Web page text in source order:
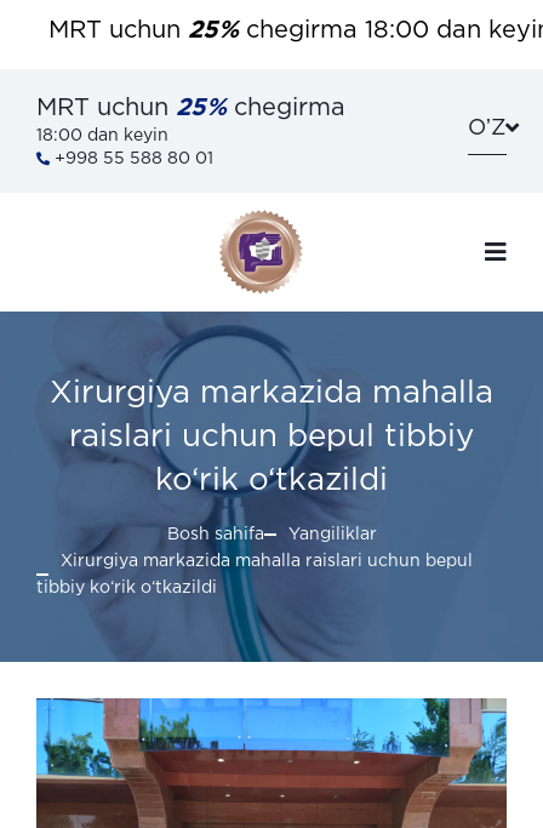
MRT uchun25%chegirma 18:00 dan keyin.
MRT uchun 25%chegirma
18:00 dan keyin
+998 55 588 80 01
OʼZ
Xirurgiya markazida mahalla
raislari uchun bepul tibbiy
ko‘rik o‘tkazildi
Bosh sahifa
Yangiliklar
Xirurgiya markazida mahalla raislari uchun bepul
tibbiy ko‘rik o‘tkazildi